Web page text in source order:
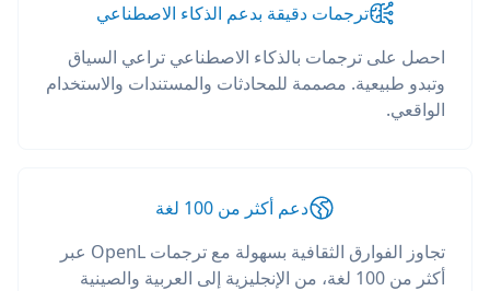
ترجمات دقيقة بدعم الذكاء الاصطناعي
احصل على ترجمات بالذكاء الاصطناعي تراعي السياق
وتبدو طبيعية. مصممة للمحادثات والمستندات والاستخدام
الواقعي.
دعم أكثر من 100 لغة
تجاوز الفوارق الثقافية بسهولة مع ترجمات OpenL عبر
أكثر من 100 لغة، من الإنجليزية إلى العربية والصينية